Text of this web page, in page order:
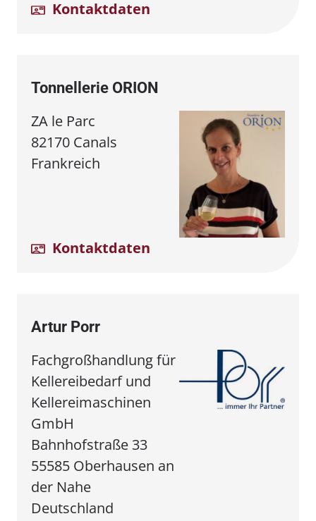
Kontaktdaten
Tonnellerie ORION
ZA le Parc
82170 Canals
Frankreich
Kontaktdaten
Artur Porr
Fachgroßhandlung für
Kellereibedarf und
Kellereimaschinen
GmbH
Bahnhofstraße 33
55585 Oberhausen an
der Nahe
Deutschland